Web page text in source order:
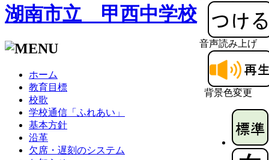
音声読み上げ
背景色変更
湖南市立 甲西中学校
ホーム
教育目標
校歌
学校通信「ふれあい」
基本方針
沿革
欠席・遅刻のシステム